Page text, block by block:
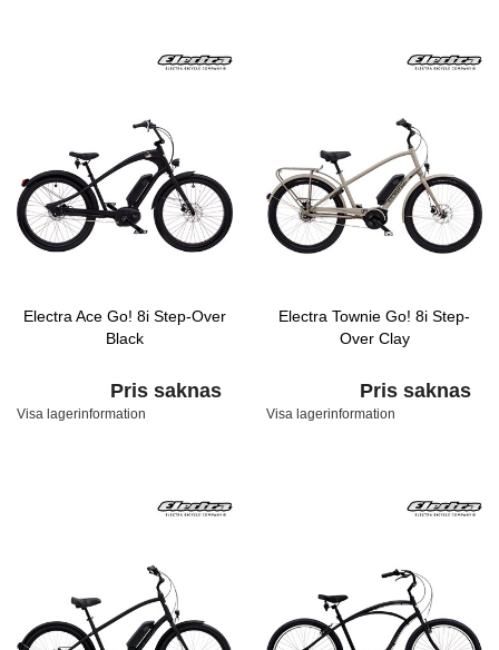
Electra Ace Go! 8i Step-Over
Black
Pris saknas
Visa lagerinformation
Electra Townie Go! 8i Step-
Over Clay
Pris saknas
Visa lagerinformation